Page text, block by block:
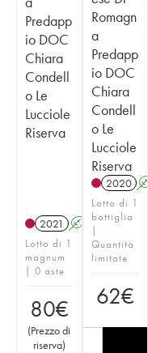
Predapp
io DOC
Chiara
Condell
o Le
Lucciole
Riserva
2021 A T
Lotto di 1
magnum
| 0 aste
80€
(Prezzo di
riserva)
Romagn
a
Predapp
io DOC
Chiara
Condell
o Le
Lucciole
Riserva
2020 A
Lotto di 1
bottiglia
|
Quantità
limitate
62€